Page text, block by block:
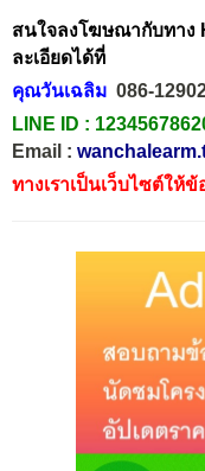
สนใจลงโฆษณากับทาง
ละเอียดได้ที่
คุณวันเฉลิม 086-
LINE ID :
Email :
ทางเราเป็นเว็บไซต์ให้